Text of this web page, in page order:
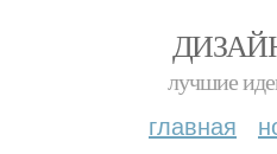
лучшие
главная